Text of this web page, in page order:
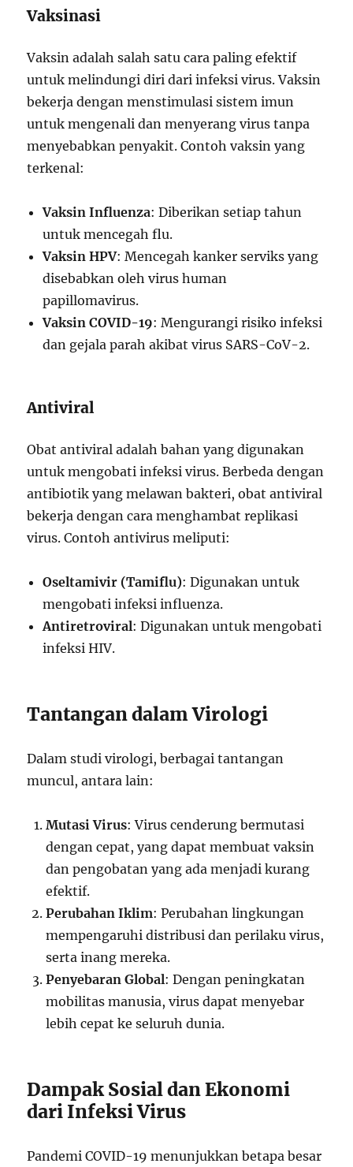
Vaksinasi
Vaksin adalah salah satu cara paling efektif
untuk melindungi diri dari infeksi virus. Vaksin
bekerja dengan menstimulasi sistem imun
untuk mengenali dan menyerang virus tanpa
menyebabkan penyakit. Contoh vaksin yang
terkenal:
Vaksin Influenza: Diberikan setiap tahun
untuk mencegah flu.
Vaksin HPV: Mencegah kanker serviks yang
disebabkan oleh virus human
papillomavirus.
Vaksin COVID-19: Mengurangi risiko infeksi
dan gejala parah akibat virus SARS-CoV-2.
Antiviral
Obat antiviral adalah bahan yang digunakan
untuk mengobati infeksi virus. Berbeda dengan
antibiotik yang melawan bakteri, obat antiviral
bekerja dengan cara menghambat replikasi
virus. Contoh antivirus meliputi:
Oseltamivir (Tamiflu): Digunakan untuk
mengobati infeksi influenza.
Antiretroviral: Digunakan untuk mengobati
infeksi HIV.
Tantangan dalam Virologi
Dalam studi virologi, berbagai tantangan
muncul, antara lain:
Mutasi Virus: Virus cenderung bermutasi
dengan cepat, yang dapat membuat vaksin
dan pengobatan yang ada menjadi kurang
efektif.
Perubahan Iklim: Perubahan lingkungan
mempengaruhi distribusi dan perilaku virus,
serta inang mereka.
Penyebaran Global: Dengan peningkatan
mobilitas manusia, virus dapat menyebar
lebih cepat ke seluruh dunia.
Dampak Sosial dan Ekonomi
dari Infeksi Virus
Pandemi COVID-19 menunjukkan betapa besar